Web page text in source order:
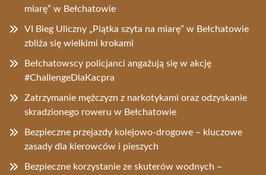
miarę” w Bełchatowie
VI Bieg Uliczny „Piątka szyta na miarę” w Bełchatowie
zbliża się wielkimi krokami
Bełchatowscy policjanci angażują się w akcję
#ChallengeDlaKacpra
Zatrzymanie mężczyzn z narkotykami oraz odzyskanie
skradzionego roweru w Bełchatowie
Bezpieczne przejazdy kolejowo-drogowe – kluczowe
zasady dla kierowców i pieszych
Bezpieczne korzystanie ze skuterów wodnych –